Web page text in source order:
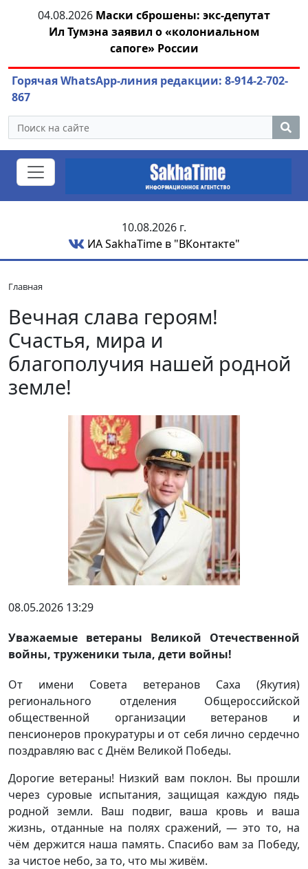
04.08.2026 Маски сброшены: экс-депутат
Ил Тумэна заявил о «колониальном
сапоге» России
Горячая WhatsApp-линия редакции: 8-914-2-702-
867
10.08.2026 г.
ИА SakhaTime в "ВКонтакте"
Главная
Вечная слава героям!
Счастья, мира и
благополучия нашей родной
земле!
08.05.2026 13:29
Уважаемые ветераны Великой Отечественной
войны, труженики тыла, дети войны!
От имени Совета ветеранов Саха (Якутия)
регионального отделения Общероссийской
общественной организации ветеранов и
пенсионеров прокуратуры и от себя лично сердечно
поздравляю вас с Днём Великой Победы.
Дорогие ветераны! Низкий вам поклон. Вы прошли
через суровые испытания, защищая каждую пядь
родной земли. Ваш подвиг, ваша кровь и ваша
жизнь, отданные на полях сражений, — это то, на
чём держится наша память. Спасибо вам за Победу,
за чистое небо, за то, что мы живём.